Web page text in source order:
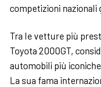
competizioni nazionali
Tra le vetture più
Toyota 2000GT,
automobili più
La sua fama